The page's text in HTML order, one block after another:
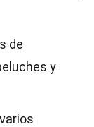
de
y